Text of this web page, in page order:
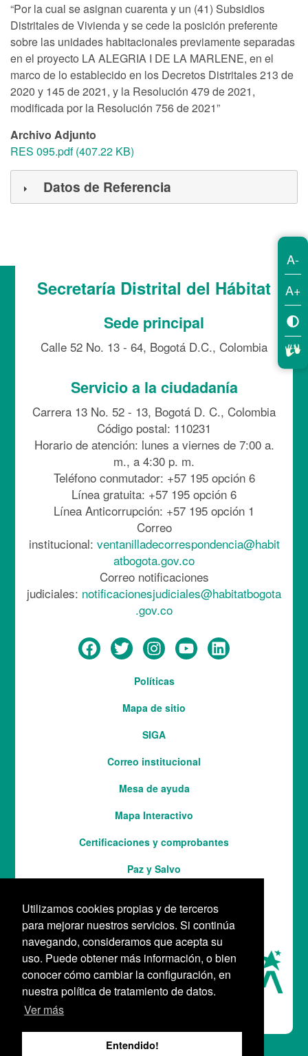
Utilizamos cookies propias y de terceros
para mejorar nuestros servicios. Si continúa
navegando, consideramos que acepta su
uso. Puede obtener más información, o bien
conocer cómo cambiar la configuración, en
nuestra política de tratamiento de datos.
Ver más
Entendido!
“Por la cual se asignan cuarenta y un (41) Subsidios
Distritales de Vivienda y se cede la posición preferente
sobre las unidades habitacionales previamente separadas
en el proyecto LA ALEGRIA I DE LA MARLENE, en el
marco de lo establecido en los Decretos Distritales 213 de
2020 y 145 de 2021, y la Resolución 479 de 2021,
modificada por la Resolución 756 de 2021”
Archivo Adjunto
RES 095.pdf (407.22 KB)
Datos de Referencia
Secretaría Distrital del Hábitat
Sede principal
Calle 52 No. 13 - 64, Bogotá D.C., Colombia
Servicio a la ciudadanía
Carrera 13 No. 52 - 13, Bogotá D. C., Colombia
Código postal: 110231
Horario de atención: lunes a viernes de 7:00 a.
m., a 4:30 p. m.
Teléfono conmutador: +57 195 opción 6
Línea gratuita: +57 195 opción 6
Línea Anticorrupción: +57 195 opción 1
Correo
institucional: ventanilladecorrespondencia@habit
atbogota.gov.co
Correo notificaciones
judiciales: notificacionesjudiciales@habitatbogota
.gov.co
Políticas
Mapa de sitio
SIGA
Correo institucional
Mesa de ayuda
Mapa Interactivo
ServicesCertificaciones y comprobantes
Paz y Salvo
A-
A+